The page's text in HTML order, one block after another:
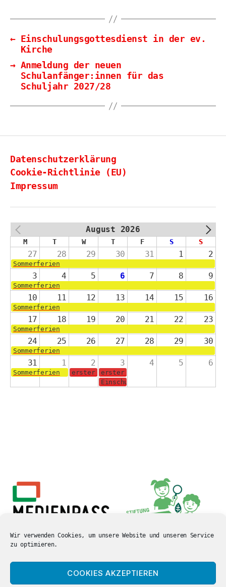
Wir verwenden Cookies, um unsere Website und unseren Service
zu optimieren.
COOKIES AKZEPTIEREN
← Einschulungsgottesdienst in der ev.
Kirche
→ Anmeldung der neuen
Schulanfänger:innen für das
Schuljahr 2027/28
Datenschutzerklärung
Cookie-Richtlinie (EU)
Impressum
August 2026
M T W T F S S
27 28 29 30 31 1 2
Sommerferien
3 4 5 6 7 8 9
Sommerferien
10 11 12 13 14 15 16
Sommerferien
17 18 19 20 21 22 23
Sommerferien
24 25 26 27 28 29 30
Sommerferien
31 1 2 3 4 5 6
Sommerferien erster Schultag für die Jahrgänge 2-4
erster Schultag für die
Einschulungsgottesdienst in der